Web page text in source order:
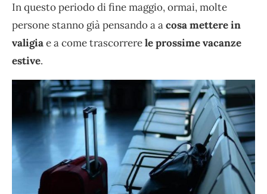
In questo periodo di fine maggio, ormai, molte
persone stanno già pensando a acosa mettere in
valigiae a come trascorrerele prossime vacanze
estive.